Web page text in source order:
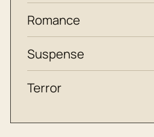
Romance
Suspense
Terror